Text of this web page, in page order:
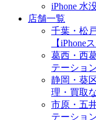
iPhone 水
店舗一覧
千葉・松
【iPhone
葛西・西
テーショ
静岡・葵
理・買取
市原・五
テーショ